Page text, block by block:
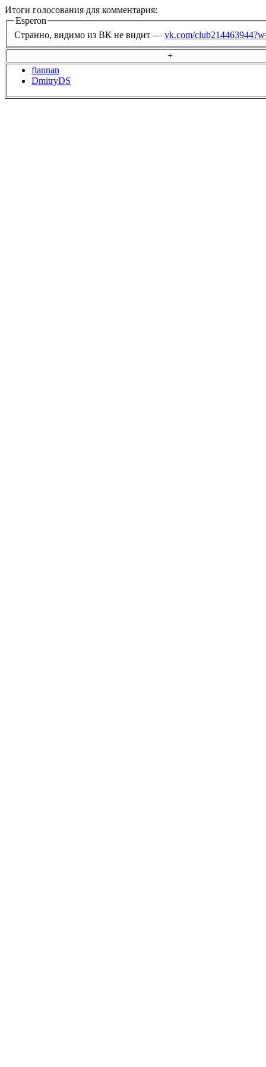
Итоги голосования для комментария:
Esperon
Странно, видимо из ВК не видит — vk.com/
+
flannan
DmitryDS